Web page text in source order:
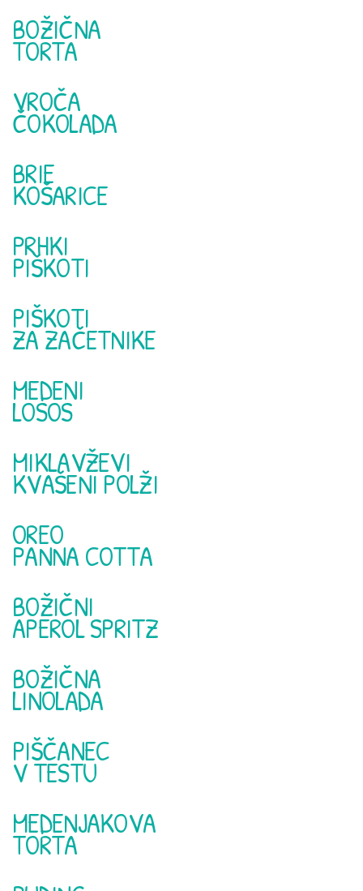
BOŽIČNA
TORTA
VROČA
ČOKOLADA
BRIE
KOŠARICE
PRHKI
PIŠKOTI
PIŠKOTI
ZA ZAČETNIKE
MEDENI
LOSOS
MIKLAVŽEVI
KVAŠENI POLŽI
OREO
PANNA COTTA
BOŽIČNI
APEROL SPRITZ
BOŽIČNA
LINOLADA
PIŠČANEC
V TESTU
MEDENJAKOVA
TORTA